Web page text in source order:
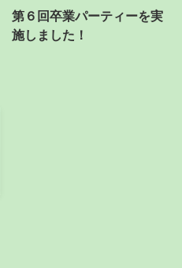
第６回卒業パーティーを実
施しました！